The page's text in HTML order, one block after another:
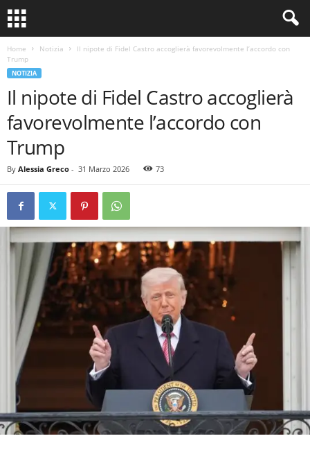
Home Notizia
Il nipote di Fidel Castro accoglierà favorevolmente l’accordo con
Trump
NOTIZIA
Il nipote di Fidel Castro accoglierà
favorevolmente l’accordo con
Trump
By Alessia Greco - 31 Marzo 2026 73